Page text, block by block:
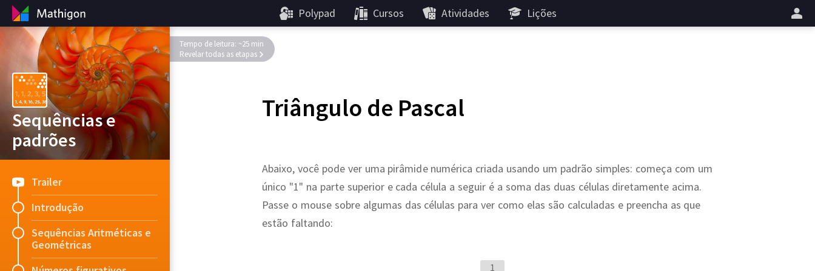
Polypad Cursos Atividades Lições
Sequências e
padrões
Trailer
Introdução
Sequências Aritméticas e
Geométricas
Triângulo de Pascal
Tempo de leitura: ~25 min
Revelar todas as etapas
Abaixo, você pode ver uma pirâmide numérica criada usando um padrão simples: começa com um
único "1" na parte superior e cada célula a seguir é a soma das duas células diretamente acima.
Passe o mouse sobre algumas das células para ver como elas são calculadas e preencha as que
estão faltando:
1